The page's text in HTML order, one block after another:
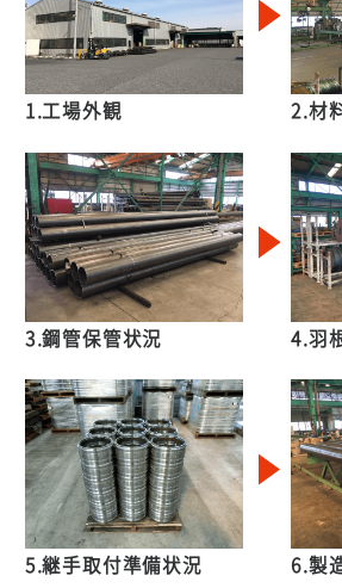
1.工場外観 2.材
3.鋼管保管状況 4.羽
5.継手取付準備状況 6.製